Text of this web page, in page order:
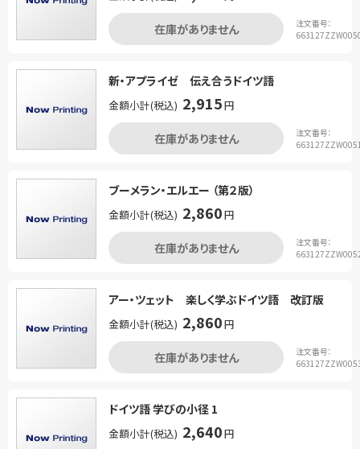
在庫がありません
注文番号：
新・アプライゼ 伝え合うドイツ語
金額小計(税込) 2,915円
在庫がありません
注文番号：
ブーメラン・エルエー （第２版）
金額小計(税込) 2,860円
在庫がありません
注文番号：
アー・ツェット 楽しく学ぶドイツ語 改訂版
金額小計(税込) 2,860円
在庫がありません
注文番号：
ドイツ語 学びの小径 1
金額小計(税込) 2,640円